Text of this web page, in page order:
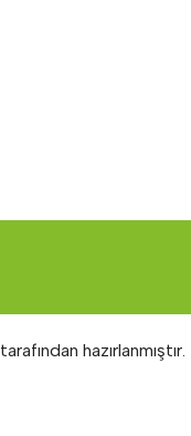
tarafından hazırlanmıştır.